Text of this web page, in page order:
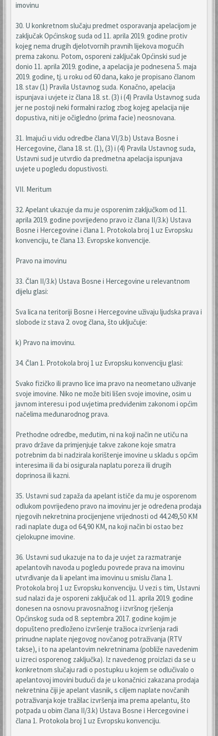
imovinu
30. U konkretnom slučaju predmet osporavanja apelacijom je
zaključak Općinskog suda od 11. aprila 2019. godine protiv
kojeg nema drugih djelotvornih pravnih lijekova mogućih
prema zakonu. Potom, osporeni zaključak Općinski sud je
donio 11. aprila 2019. godine, a apelacija je podnesena 5. maja
2019. godine, tj. u roku od 60 dana, kako je propisano članom
18. stav (1) Pravila Ustavnog suda. Konačno, apelacija
ispunjava i uvjete iz člana 18. st. (3) i (4) Pravila Ustavnog suda
jer ne postoji neki formalni razlog zbog kojeg apelacija nije
dopustiva, niti je očigledno (prima facie) neosnovana.
31. Imajući u vidu odredbe člana VI/3.b) Ustava Bosne i
Hercegovine, člana 18. st. (1), (3) i (4) Pravila Ustavnog suda,
Ustavni sud je utvrdio da predmetna apelacija ispunjava
uvjete u pogledu dopustivosti.
VII. Meritum
32. Apelant ukazuje da mu je osporenim zaključkom od 11.
aprila 2019. godine povrijeđeno pravo iz člana II/3.k) Ustava
Bosne i Hercegovine i člana 1. Protokola broj 1 uz Evropsku
konvenciju, te člana 13. Evropske konvencije.
Pravo na imovinu
33. Član II/3.k) Ustava Bosne i Hercegovine u relevantnom
dijelu glasi:
Sva lica na teritoriji Bosne i Hercegovine uživaju ljudska prava i
slobode iz stava 2. ovog člana, što uključuje:
k) Pravo na imovinu.
34. Član 1. Protokola broj 1 uz Evropsku konvenciju glasi:
Svako fizičko ili pravno lice ima pravo na neometano uživanje
svoje imovine. Niko ne može biti lišen svoje imovine, osim u
javnom interesu i pod uvjetima predviđenim zakonom i općim
načelima međunarodnog prava.
Prethodne odredbe, međutim, ni na koji način ne utiču na
pravo države da primjenjuje takve zakone koje smatra
potrebnim da bi nadzirala korištenje imovine u skladu s općim
interesima ili da bi osigurala naplatu poreza ili drugih
doprinosa ili kazni.
35. Ustavni sud zapaža da apelant ističe da mu je osporenom
odlukom povrijeđeno pravo na imovinu jer je određena prodaja
njegovih nekretnina procijenjene vrijednosti od 44.249,50 KM
radi naplate duga od 64,90 KM, na koji način bi ostao bez
cjelokupne imovine.
36. Ustavni sud ukazuje na to da je uvjet za razmatranje
apelantovih navoda u pogledu povrede prava na imovinu
utvrđivanje da li apelant ima imovinu u smislu člana 1.
Protokola broj 1 uz Evropsku konvenciju. U vezi s tim, Ustavni
sud nalazi da je osporeni zaključak od 11. aprila 2019. godine
donesen na osnovu pravosnažnog i izvršnog rješenja
Općinskog suda od 8. septembra 2017. godine kojim je
dopušteno predloženo izvršenje tražioca izvršenja radi
prinudne naplate njegovog novčanog potraživanja (RTV
takse), i to na apelantovim nekretninama (pobliže navedenim
u izreci osporenog zaključka). Iz navedenog proizlazi da se u
konkretnom slučaju radi o postupku u kojem se odlučivalo o
apelantovoj imovini budući da je u konačnici zakazana prodaja
nekretnina čiji je apelant vlasnik, s ciljem naplate novčanih
potraživanja koje tražilac izvršenja ima prema apelantu, što
potpada u obim člana II/3.k) Ustava Bosne i Hercegovine i
člana 1. Protokola broj 1 uz Evropsku konvenciju.